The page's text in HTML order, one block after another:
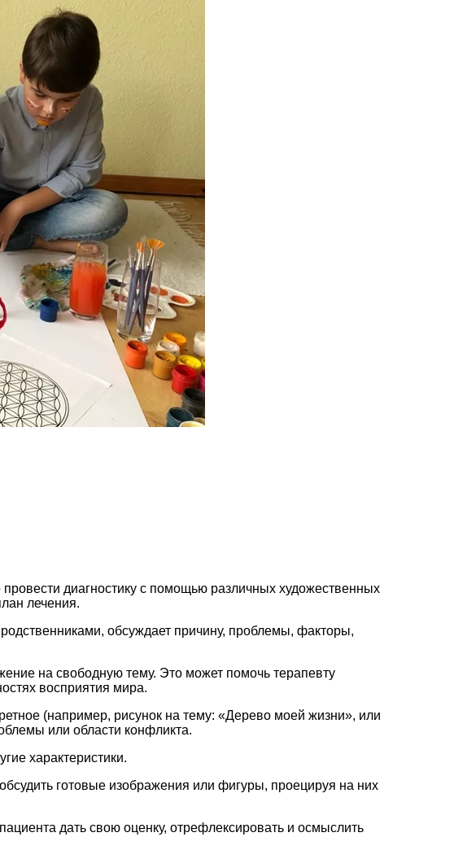
диагностику с помощью различных художественных
лечения.
обсуждает причину, проблемы, факторы,
на свободную тему. Это может помочь терапевту
восприятия мира.
(например, рисунок на тему: «Дерево моей жизни», или
или области конфликта.
характеристики.
готовые изображения или фигуры, проецируя на них
дать свою оценку, отрефлексировать и осмыслить